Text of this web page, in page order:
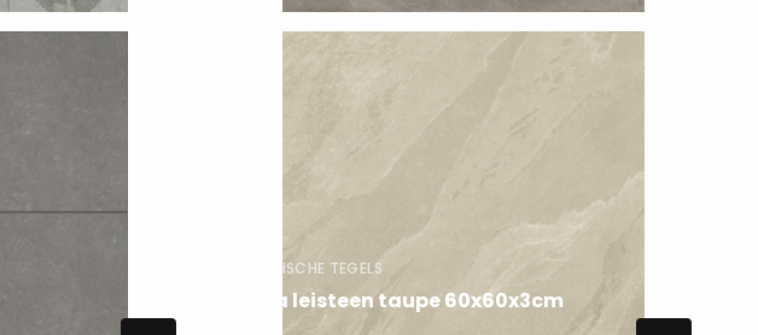
KERAMISCHE TEGELS
Cosa leisteen taupe 60x60x3cm